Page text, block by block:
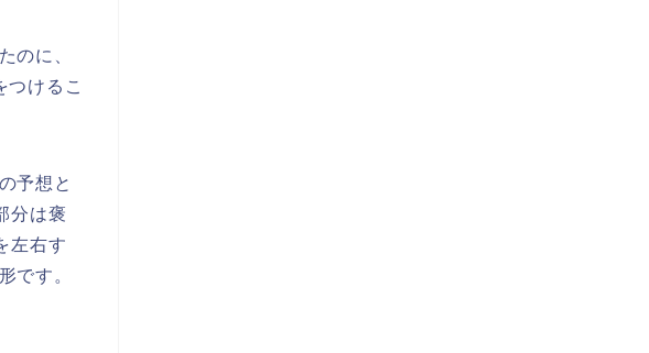
のに、
けるこ
予想と
分は褒
左右す
です。